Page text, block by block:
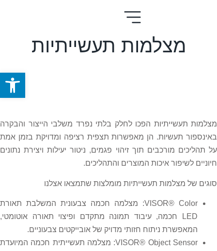
מצלמות תעשייתיות
מצלמות תעשייתיות הפכו לחלק בלתי נפרד משלבי הייצור והבקרה
באינספור תעשיות. הן מאפשרות תצפית רציפה ומדויקת בזמן אמת
על תהליכים מורכבים תוך זיהוי פגמים, ניטור יעילות ויצירת נתונים
חיוניים לשיפור איכות המוצרים והתהליכים.
סוגים של מצלמות תעשייתיות מומלצות שתמצאו אצלנו
VISOR® Color: מצלמה חכמה צבעונית המשלבת תאורת
LED חכמה, עיבוד תמונה מתקדם ופיצוי תאורה אוטומטי,
המאפשרת ניתוח חזותי מדויק של אובייקטים צבעוניים.
VISOR® Object Sensor: מצלמה תעשייתית חכמה המיועדת
פתח